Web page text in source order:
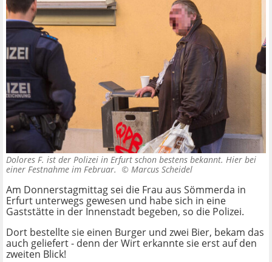
Dolores F. ist der Polizei in Erfurt schon bestens bekannt. Hier bei
einer Festnahme im Februar. © Marcus Scheidel
Am Donnerstagmittag sei die Frau aus Sömmerda in
Erfurt unterwegs gewesen und habe sich in eine
Gaststätte in der Innenstadt begeben, so die Polizei.
Dort bestellte sie einen Burger und zwei Bier, bekam das
auch geliefert - denn der Wirt erkannte sie erst auf den
zweiten Blick!